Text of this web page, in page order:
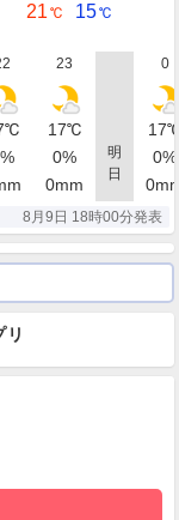
21 ℃ 15℃
23
明
日
0
℃ 17℃ 17
% 0% 0%
0mm 0
82 % 83
s
東
3m/s
東北
4m/
8月9日 18時00分発表
リ